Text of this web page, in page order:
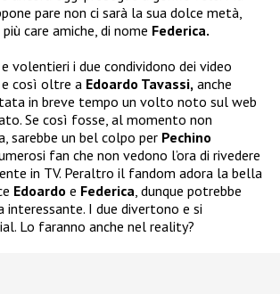
pare non ci sarà la sua dolce metà,
care amiche, di nome Federica.
volentieri i due condividono dei video
così oltre a Edoardo Tavassi, anche
in breve tempo un volto noto sul web
Se così fosse, al momento non
sarebbe un bel colpo per Pechino
fan che non vedono l’ora di rivedere
in TV. Peraltro il fandom adora la bella
Edoardo e Federica , dunque potrebbe
interessante. I due divertono e si
Lo faranno anche nel reality?